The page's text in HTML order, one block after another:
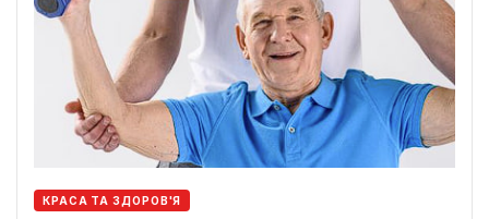
КРАСА ТА ЗДОРОВ'Я